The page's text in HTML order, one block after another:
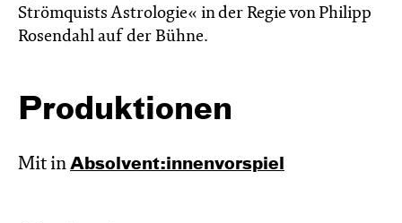
Strömquists Astrologie« in der Regie von Philipp
Rosendahl auf der Bühne.
Produktionen
Mit in Absol­vent:innen­vor­spiel